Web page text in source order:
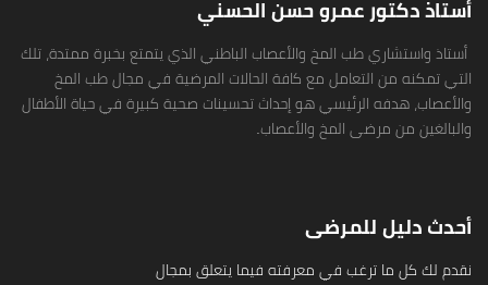
أستاذ دكتور عمرو حسن الحسني
أستاذ واستشاري طب المخ والأعصاب الباطني الذي يتمتع بخبرة ممتدة، تلك
التي تمكنه من التعامل مع كافة الحالات المرضية في مجال طب المخ
والأعصاب، هدفه الرئيسي هو إحداث تحسينات صحية كبيرة في حياة الأطفال
والبالغين من مرضى المخ والأعصاب.
أحدث دليل للمرضى
نقدم لك كل ما ترغب في معرفته فيما يتعلق بمجال